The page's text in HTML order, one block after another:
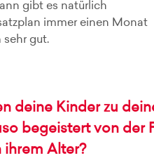
gibt es natürlich
immer einen Monat
sehr gut.
deine Kinder zu
begeistert von der
ihrem Alter?